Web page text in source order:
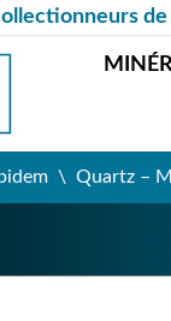
Quartz –